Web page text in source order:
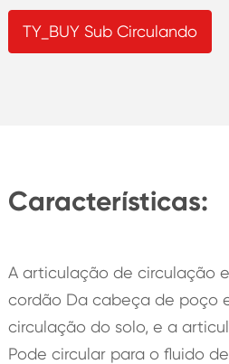
TY_BUY Sub Circulando
Características:
A articulação de circulação
cordão Da cabeça de poço
circulação do solo, e a
Pode circular para o fluido